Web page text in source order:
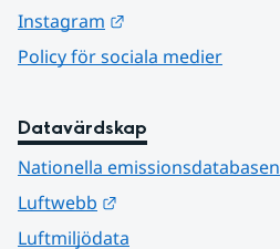
Instagram
Policy för sociala medier
Datavärdskap
Nationella emissionsdatabasen
Luftwebb
Luftmiljödata